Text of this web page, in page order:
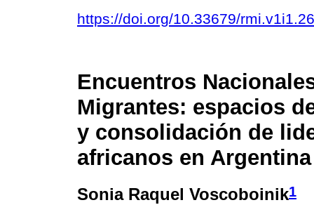
https://doi.org/10.33679/
Encuentros
Migrantes: espacios
y consolidación de
africanos en Argentina
Sonia Raquel Voscoboinik1